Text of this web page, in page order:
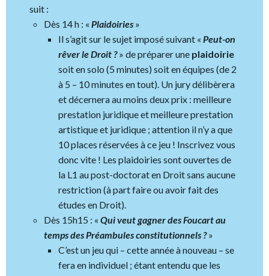
suit :
Dès 14 h : « Plaidoiries »
Il s’agit sur le sujet imposé suivant « Peut-on
rêver le Droit ?» de préparer une plaidoirie
soit en solo (5 minutes) soit en équipes (de 2
à 5 – 10 minutes en tout). Un jury délibèrera
et décernera au moins deux prix : meilleure
prestation juridique et meilleure prestation
artistique et juridique ; attention il n’y a que
10 places réservées à ce jeu ! Inscrivez vous
donc vite ! Les plaidoiries sont ouvertes de
la L1 au post-doctorat en Droit sans aucune
restriction (à part faire ou avoir fait des
études en Droit).
Dès 15h15 : « Qui veut gagner des Foucart au
temps des Préambules constitutionnels ?»
C’est un jeu qui – cette année à nouveau – se
fera en individuel ; étant entendu que les